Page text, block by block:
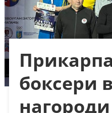
боксери
нагороди